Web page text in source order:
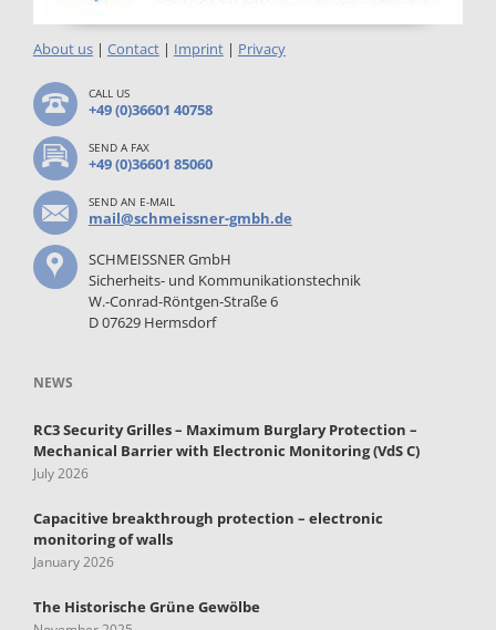
About us| Contact| Imprint| Privacy
CALL US
+49 (0)36601 40758
SEND A FAX
+49 (0)36601 85060
SEND AN E-MAIL
mail@schmeissner-gmbh.de
SCHMEISSNER GmbH
Sicherheits- und Kommunikationstechnik
W.-Conrad-Röntgen-Straße 6
D 07629 Hermsdorf
NEWS
RC3 Security Grilles – Maximum Burglary Protection –
Mechanical Barrier with Electronic Monitoring (VdS C)
July 2026
Capacitive breakthrough protection – electronic
monitoring of walls
January 2026
The Historische Grüne Gewölbe